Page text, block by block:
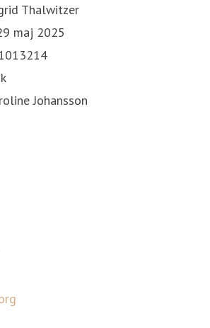
Thalwitzer
maj 2025
Johansson